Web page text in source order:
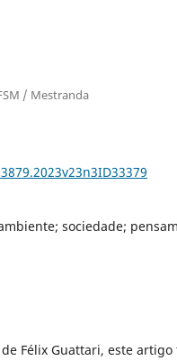
/ Mestranda
sociedade;
Félix Guattari, este artigo